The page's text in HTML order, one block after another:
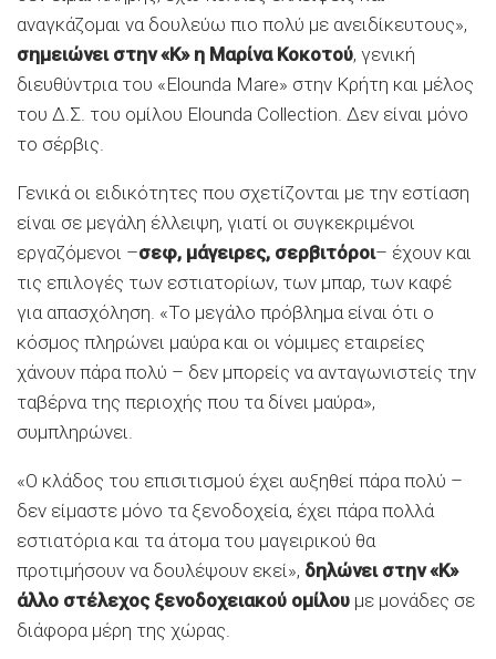
αναγκάζομαι να δουλεύω πιο πολύ με ανειδίκευτους»,
σημειώνει στην «Κ» η Μαρίνα Κοκοτού, γενική
διευθύντρια του «Elounda Mare» στην Κρήτη και μέλος
του Δ.Σ. του ομίλου Elounda Collection. Δεν είναι μόνο
το σέρβις.
Γενικά οι ειδικότητες που σχετίζονται με την εστίαση
είναι σε μεγάλη έλλειψη, γιατί οι συγκεκριμένοι
εργαζόμενοι –σεφ, μάγειρες, σερβιτόροι– έχουν και
τις επιλογές των εστιατορίων, των μπαρ, των καφέ
για απασχόληση. «Το μεγάλο πρόβλημα είναι ότι ο
κόσμος πληρώνει μαύρα και οι νόμιμες εταιρείες
χάνουν πάρα πολύ – δεν μπορείς να ανταγωνιστείς την
ταβέρνα της περιοχής που τα δίνει μαύρα»,
συμπληρώνει.
«Ο κλάδος του επισιτισμού έχει αυξηθεί πάρα πολύ –
δεν είμαστε μόνο τα ξενοδοχεία, έχει πάρα πολλά
εστιατόρια και τα άτομα του μαγειρικού θα
προτιμήσουν να δουλέψουν εκεί», δηλώνει στην «Κ»
άλλο στέλεχος ξενοδοχειακού ομίλου με μονάδες σε
διάφορα μέρη της χώρας.